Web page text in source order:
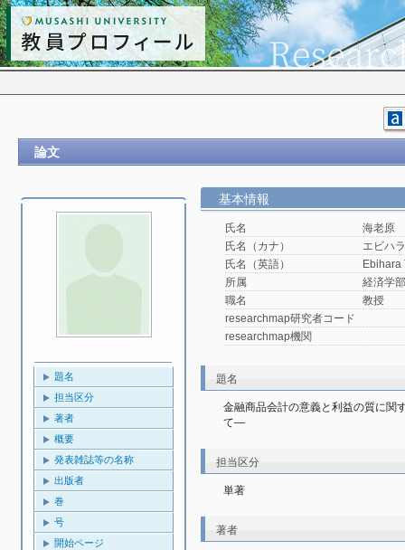
論文
題名
担当区分
著者
概要
発表雑誌等の名称
出版者
巻
号
開始ページ
基本情報
氏名
海老原
氏名（カナ）
エビハ
氏名（英語）
Ebihara
所属
経済学
職名
教授
researchmap研究者コード
researchmap機関
題名
金融商品会計の意義と利益の質に関
て―
担当区分
単著
著者